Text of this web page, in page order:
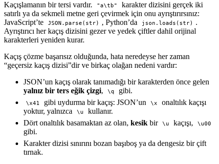
Kaçışlamanın bir tersi vardır. "a\tb"
karakter dizisini gerçek iki
satırlı ya da sekmeli metne geri çevirmek için onu ayrıştırırsınız:
JavaScript’te
JSON.parse(str) , Python’da json.loads(str)
.
Ayrıştırıcı her kaçış dizisini gezer ve yedek çiftler dahil orijinal
karakterleri yeniden kurar.
Kaçış çözme başarısız olduğunda, hata neredeyse her zaman
“geçersiz kaçış dizisi”dir ve birkaç olağan nedeni vardır:
JSON’un kaçış olarak tanımadığı bir karakterden önce gelen
yalnız bir ters eğik çizgi, \q gibi.
\x41 gibi uydurma bir kaçış: JSON’un \x
onaltılık kaçışı
yoktur, yalnızca
\u
kullanır.
Dört onaltılık basamaktan az olan, kesik bir \u kaçışı, \u00
gibi.
Karakter dizisi sınırını bozan başıboş ya da dengesiz bir çift
tırnak.